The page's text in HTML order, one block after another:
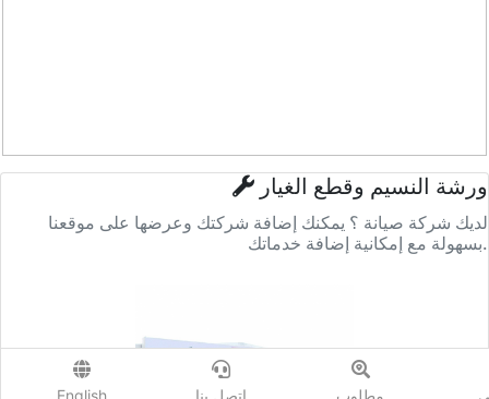
ورشة النسيم وقطع الغيار
لديك شركة صيانة ؟ يمكنك إضافة شركتك وعرضها على موقعنا
بسهولة مع إمكانية إضافة خدماتك.
مطلوب إتصل بنا English